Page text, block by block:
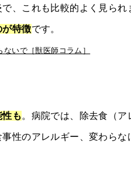
、これも比較的よく見られ
が特徴です。
いで［獣医師コラム］
も 。病院では、除去食（
性のアレルギー、変わらな